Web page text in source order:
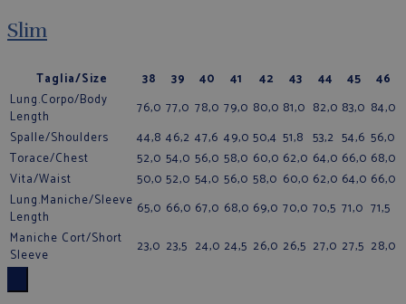
Slim
Taglia/Size 38 39 40 41 42 43 44 45
46
Lung.Corpo/Body
Length
76,0 77,0 78,0 79,0 80,0 81,0 82,0 83,0 84,0
Spalle/Shoulders
44,8 46,2 47,6 49,0 50,4 51,8 53,2 54,6 56,0
Torace/Chest
52,0 54,0 56,0 58,0 60,0 62,0 64,0 66,0 68,0
Vita/Waist
50,0 52,0 54,0 56,0 58,0 60,0 62,0 64,0 66,0
Lung.Maniche/Sleeve
Length
65,0 66,0 67,0 68,0 69,0 70,0 70,5 71,0 71,5
Maniche Cort/Short
Sleeve
23,0 23,5 24,0 24,5 26,0 26,5 27,0 27,5 28,0